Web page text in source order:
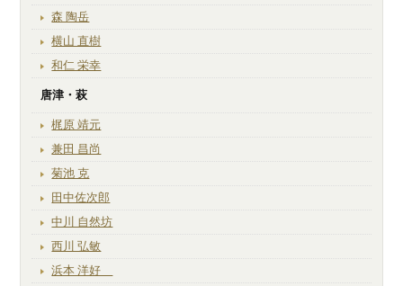
森 陶岳
横山 直樹
和仁 栄幸
唐津・萩
梶原 靖元
兼田 昌尚
菊池 克
田中佐次郎
中川 自然坊
西川 弘敏
浜本 洋好